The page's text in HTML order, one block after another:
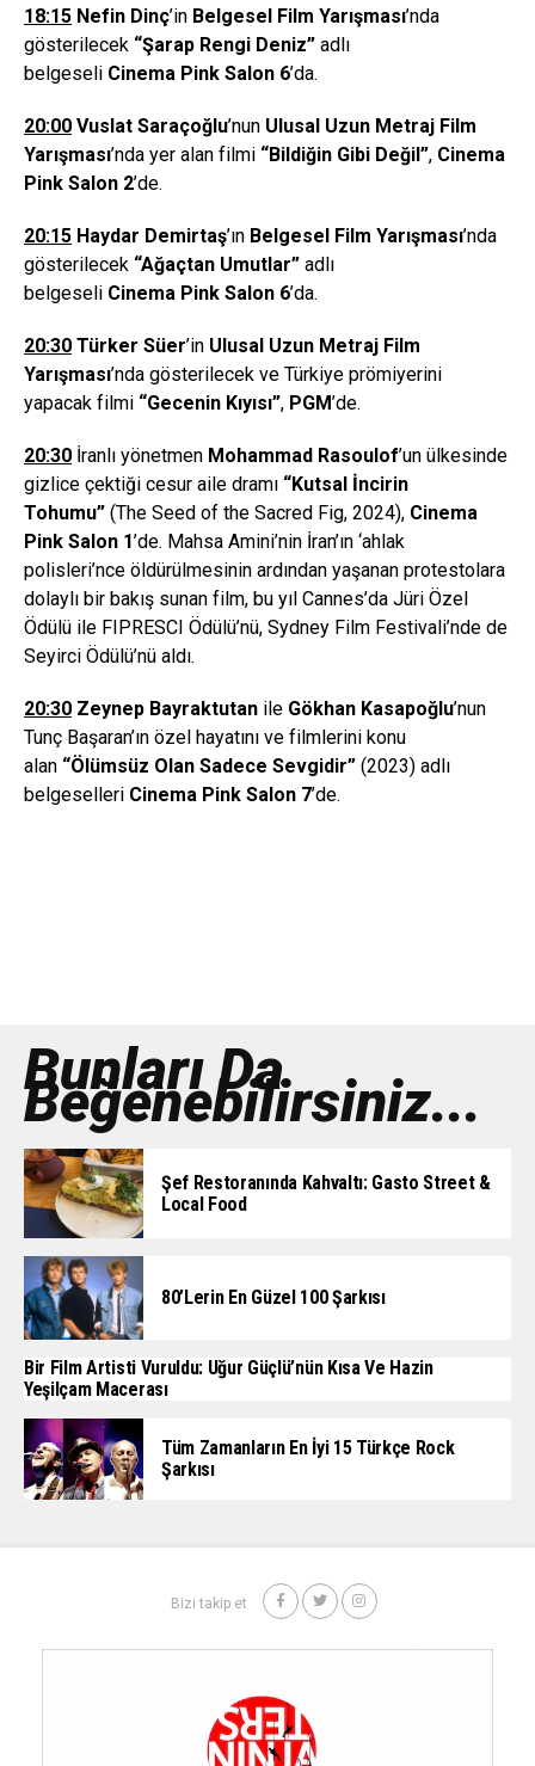
18:15 Nefin Dinç’in Belgesel Film Yarışması’nda
gösterilecek “Şarap Rengi Deniz” adlı
belgeseli Cinema Pink Salon 6’da.
20:00 Vuslat Saraçoğlu’nun Ulusal Uzun Metraj Film
Yarışması’nda yer alan filmi “Bildiğin Gibi Değil”, Cinema
Pink Salon 2’de.
20:15 Haydar Demirtaş’ın Belgesel Film Yarışması’nda
gösterilecek “Ağaçtan Umutlar” adlı
belgeseli Cinema Pink Salon 6’da.
20:30 Türker Süer’in Ulusal Uzun Metraj Film
Yarışması’nda gösterilecek ve Türkiye prömiyerini
yapacak filmi “Gecenin Kıyısı”, PGM’de.
20:30 İranlı yönetmen Mohammad Rasoulof’un ülkesinde
gizlice çektiği cesur aile dramı “Kutsal İncirin
Tohumu” (The Seed of the Sacred Fig, 2024), Cinema
Pink Salon 1’de. Mahsa Amini’nin İran’ın ‘ahlak
polisleri’nce öldürülmesinin ardından yaşanan protestolara
dolaylı bir bakış sunan film, bu yıl Cannes’da Jüri Özel
Ödülü ile FIPRESCI Ödülü’nü, Sydney Film Festivali’nde de
Seyirci Ödülü’nü aldı.
20:30 Zeynep Bayraktutan ile Gö khan Kasapoğ lu’nun
Tunç Başaran’ın özel hayatını ve filmlerini konu
alan “Ö ümsüz Olan Sadece Sevgidir” (2023) adlı
belgeselleri Cinema Pink Salon 7’de.
Bunları Da
Beğenebilirsiniz...
Şef Restoranında Kahvaltı: Gasto Street &
Local Food
80’lerin En Güzel 100 Şarkısı
Bir Film Artisti Vuruldu: Uğur Güçlü’nün Kısa Ve Hazin
Yeşilçam Macerası
Tüm Zamanların En İyi 15 Türkçe Rock
Şarkısı
Bizi takip et